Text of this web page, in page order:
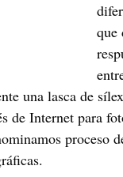
que
una lasca de
de Internet para
proceso